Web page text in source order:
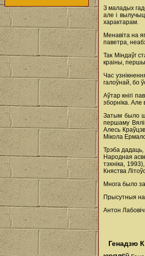
З маладых
але і
характарам.
Менавіта на
паветра,
Так Міндаўг
краіны,
Час
галоўнай, бо
Аўтар кнігі
зборніка. Але
Затым было
першаму
Алесь
Мікола
Трэба
Народная
тэхніка,
Княства
Многа было
Прысутныя на
Антон
Генадзю